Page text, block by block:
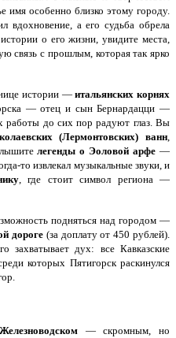
имя особенно близко этому городу.
вдохновение, а его судьба обрела
о его жизни, увидите места,
связь с прошлым, которая так ярко
истории —итальянских корнях
— отец и сын Бернардацци —
работы до сих пор радуют глаз. Вы
(Лермонтовских) ванн,
легенды о Эоловой арфе —
то извлекал музыкальные звуки, и
, где стоит символ региона —
подняться над городом —
дороге(за доплату от 450 рублей).
захватывает дух: все Кавказские
которых Пятигорск раскинулся
— скромным, но